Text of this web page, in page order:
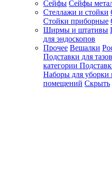
Сейфы Сейфы
Стеллажи и стойки
Стойки приборные
Ширмы и штативы
для эндоскопов
Прочее Вешалки
Подставки для тазов
категории
Наборы для уборки
помещений Скрыть